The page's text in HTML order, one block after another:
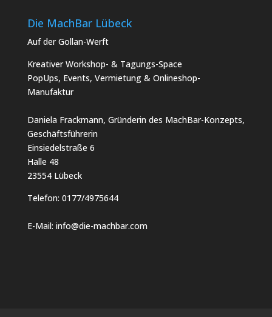
Die MachBar Lübeck
Auf der Gollan-Werft
Kreativer Workshop- & Tagungs-Space
PopUps, Events, Vermietung & Onlineshop-
Manufaktur
Daniela Frackmann, Gründerin des MachBar-Konzepts,
Geschäftsführerin
Einsiedelstraße 6
Halle 48
23554 Lübeck
Telefon: 0177/4975644
E-Mail: info@die-machbar.com